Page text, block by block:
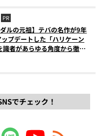
PR
ダルの元祖】テバの名作が9年
プデートした「ハリケーン
者があらゆる角度から徹底
でチェック！